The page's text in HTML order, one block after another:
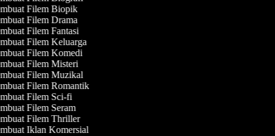
Filem Biopik
Filem Drama
Filem Fantasi
Filem Keluarga
Filem Komedi
Filem Misteri
Filem Muzikal
Filem Romantik
Filem Sci-fi
Filem Seram
Filem Thriller
Iklan Komersial